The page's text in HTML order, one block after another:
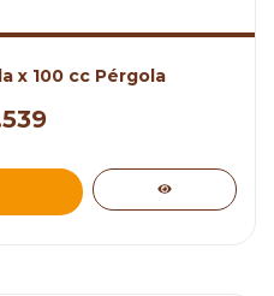
x 100 cc Pérgola